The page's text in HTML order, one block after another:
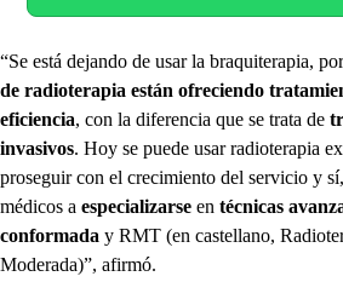
“Se está dejando de usar la braquiterapia,
de radioterapia están ofreciendo
eficiencia, con la diferencia que se trata de
invasivos. Hoy se puede usar radioterapia
proseguir con el crecimiento del servicio y
médicos a especializarse en técnicas
conformada y RMT (en castellano,
Moderada)”, afirmó.